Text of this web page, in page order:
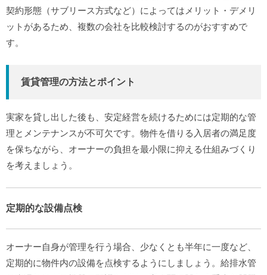
契約形態（サブリース方式など）によってはメリット・デメリ
ットがあるため、複数の会社を比較検討するのがおすすめで
す。
賃貸管理の方法とポイント
実家を貸し出した後も、安定経営を続けるためには定期的な管
理とメンテナンスが不可欠です。物件を借りる入居者の満足度
を保ちながら、オーナーの負担を最小限に抑える仕組みづくり
を考えましょう。
定期的な設備点検
オーナー自身が管理を行う場合、少なくとも半年に一度など、
定期的に物件内の設備を点検するようにしましょう。給排水管